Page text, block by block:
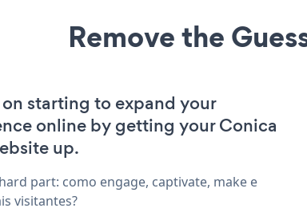
Remove the
starting to expand your
online by getting your Conica
up.
part: como engage, captivate, make e
visitantes?